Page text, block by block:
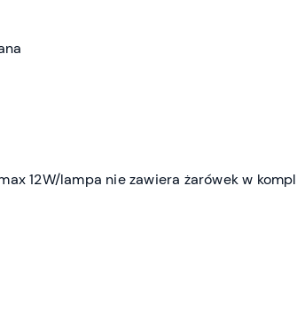
12W/lampa nie zawiera żarówek w